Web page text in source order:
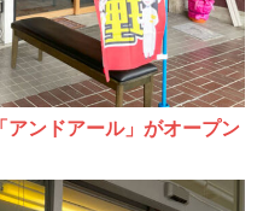
アンドアール」がオープン